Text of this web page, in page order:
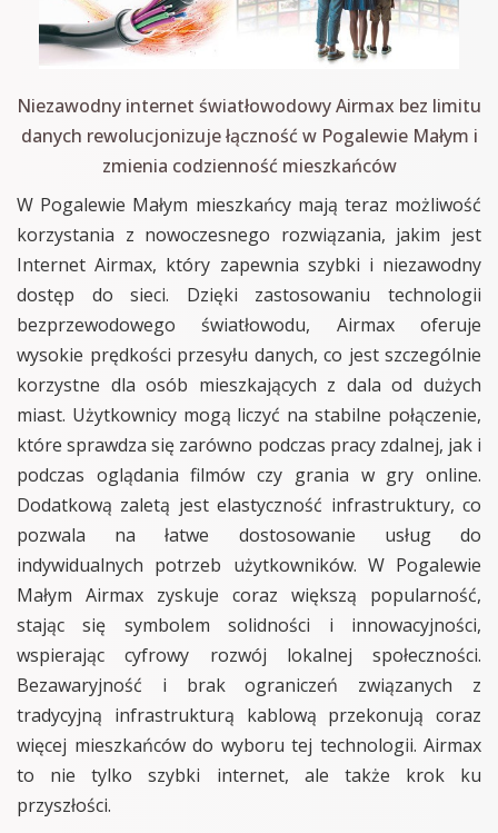
Niezawodny internet światłowodowy Airmax bez limitu
danych rewolucjonizuje łączność w Pogalewie Małym i
zmienia codzienność mieszkańców
W Pogalewie Małym mieszkańcy mają teraz możliwość
korzystania z nowoczesnego rozwiązania, jakim jest
Internet Airmax, który zapewnia szybki i niezawodny
dostęp do sieci. Dzięki zastosowaniu technologii
bezprzewodowego światłowodu, Airmax oferuje
wysokie prędkości przesyłu danych, co jest szczególnie
korzystne dla osób mieszkających z dala od dużych
miast. Użytkownicy mogą liczyć na stabilne połączenie,
które sprawdza się zarówno podczas pracy zdalnej, jak i
podczas oglądania filmów czy grania w gry online.
Dodatkową zaletą jest elastyczność infrastruktury, co
pozwala na łatwe dostosowanie usług do
indywidualnych potrzeb użytkowników. W Pogalewie
Małym Airmax zyskuje coraz większą popularność,
stając się symbolem solidności i innowacyjności,
wspierając cyfrowy rozwój lokalnej społeczności.
Bezawaryjność i brak ograniczeń związanych z
tradycyjną infrastrukturą kablową przekonują coraz
więcej mieszkańców do wyboru tej technologii. Airmax
to nie tylko szybki internet, ale także krok ku
przyszłości.